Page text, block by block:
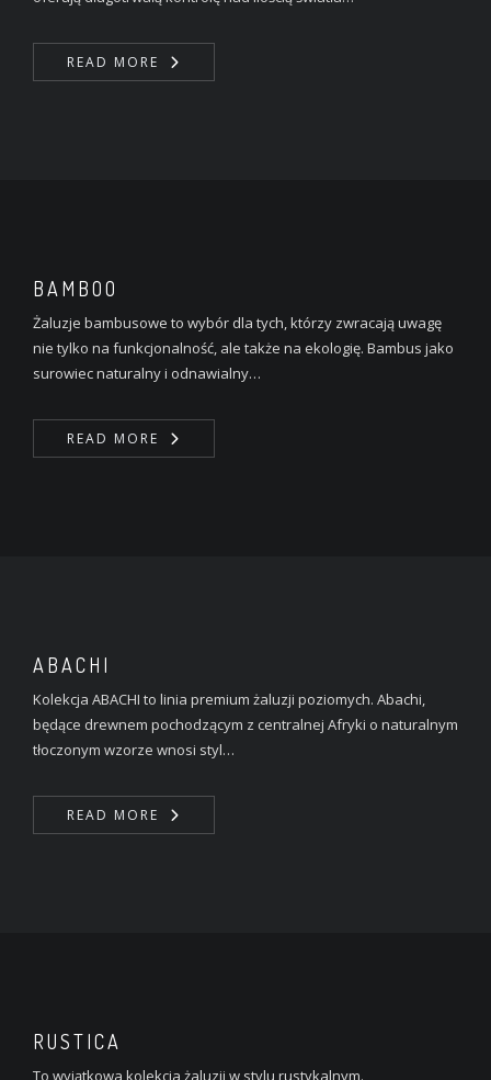
READ MORE
BAMBOO
Żaluzje bambusowe to wybór dla tych, którzy zwracają uwagę
nie tylko na funkcjonalność, ale także na ekologię. Bambus jako
surowiec naturalny i odnawialny…
READ MORE
ABACHI
Kolekcja ABACHI to linia premium żaluzji poziomych. Abachi,
będące drewnem pochodzącym z centralnej Afryki o naturalnym
tłoczonym wzorze wnosi styl…
READ MORE
RUSTICA
To wyjątkowa kolekcja żaluzji w stylu rustykalnym.